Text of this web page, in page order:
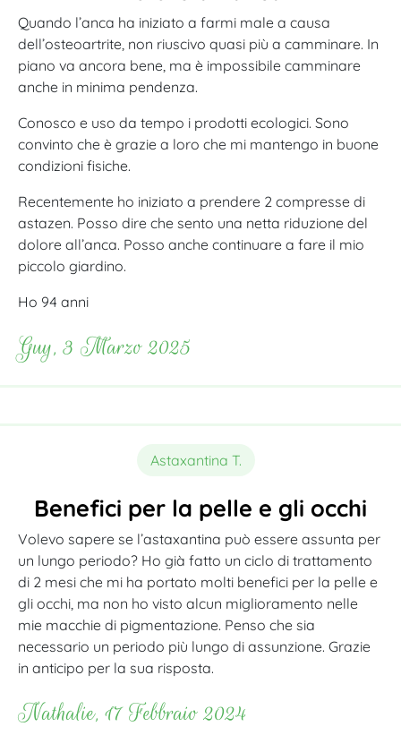
Quando l’anca ha iniziato a farmi male a causa
dell’osteoartrite, non riuscivo quasi più a camminare. In
piano va ancora bene, ma è impossibile camminare
anche in minima pendenza.
Conosco e uso da tempo i prodotti ecologici. Sono
convinto che è grazie a loro che mi mantengo in buone
condizioni fisiche.
Recentemente ho iniziato a prendere 2 compresse di
astazen. Posso dire che sento una netta riduzione del
dolore all’anca. Posso anche continuare a fare il mio
piccolo giardino.
Ho 94 anni
Guy, 3 Marzo 2025
Astaxantina T.
Benefici per la pelle e gli occhi
Volevo sapere se l’astaxantina può essere assunta per
un lungo periodo? Ho già fatto un ciclo di trattamento
di 2 mesi che mi ha portato molti benefici per la pelle e
gli occhi, ma non ho visto alcun miglioramento nelle
mie macchie di pigmentazione. Penso che sia
necessario un periodo più lungo di assunzione. Grazie
in anticipo per la sua risposta.
Nathalie, 17 Febbraio 2024